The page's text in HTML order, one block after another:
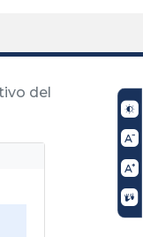
del